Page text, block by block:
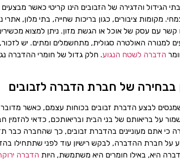
הגידול והדגירה של הזבובים הינו קריטי כאשר מבצעים
מקומות ציבורים, כגון בריכות שחייה, בתי מלון,
קשר עם עסק של אוכל או הגשת מזון. ניתן למצוא
למנורה האולטרה סגולית, מתחשמלים ומתים. יש
הדברה לשטח הנגוע. חלק גדול של חומרי ההדברה
בבחירה של חברת הדברה לזבובים
לבצע הדברת זבובים בכוחות עצמם, כאשר מדובר
על בריאותם של בני הבית ובריאותכם, כדאי
כי אתם מעוניינים בהדברת זבובים, כך שהחברה כבר
על חברת ההדברה, לבקש רישיון עוד לפני שתתחילו
היא, באילו חומרים היא משתמשת, היות הדברה